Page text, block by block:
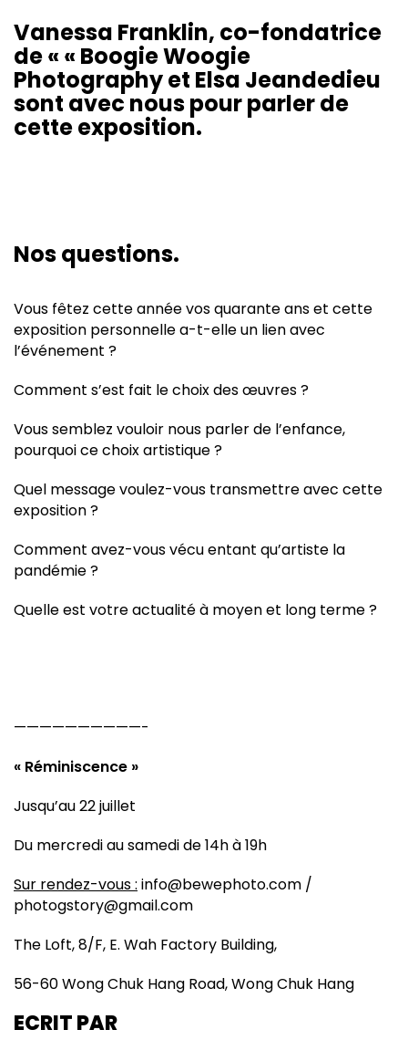
Vanessa Franklin, co-fondatrice
de « « Boogie Woogie
Photography et Elsa Jeandedieu
sont avec nous pour parler de
cette exposition.
Nos questions.
Vous fêtez cette année vos quarante ans et cette
exposition personnelle a-t-elle un lien avec
l’événement ?
Comment s’est fait le choix des œuvres ?
Vous semblez vouloir nous parler de l’enfance,
pourquoi ce choix artistique ?
Quel message voulez-vous transmettre avec cette
exposition ?
Comment avez-vous vécu entant qu’artiste la
pandémie ?
Quelle est votre actualité à moyen et long terme ?
——————————-
« Réminiscence »
Jusqu’au 22 juillet
Du mercredi au samedi de 14h à 19h
Sur rendez-vous : info@bewephoto.com /
photogstory@gmail.com
The Loft, 8/F, E. Wah Factory Building,
56-60 Wong Chuk Hang Road, Wong Chuk Hang
ECRIT PAR